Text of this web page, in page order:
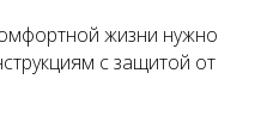
жизни нужно
с защитой от